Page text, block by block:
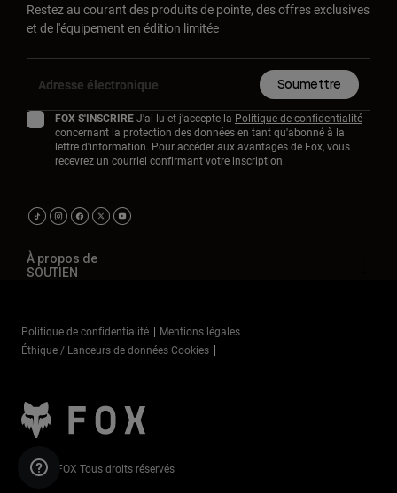
Restez au courant des produits de pointe, des offres exclusives
et de l'équipement en édition limitée
Soumettre
FOX S'INSCRIREJ'ai lu et j'accepte la Politique de confidentialité
concernant la protection des données en tant qu'abonné à la
lettre d'information. Pour accéder aux avantages de Fox, vous
recevrez un courriel confirmant votre inscription.
À propos de
SOUTIEN
Politique de confidentialité
Mentions légales
Éthique / Lanceurs de données Cookies
©2025 FOX Tous droits réservés